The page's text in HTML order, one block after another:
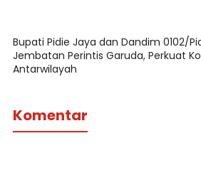
Bupati Pidie Jaya dan Dandim 0102/
Jembatan Perintis Garuda, Perkuat
Antarwilayah
Komentar